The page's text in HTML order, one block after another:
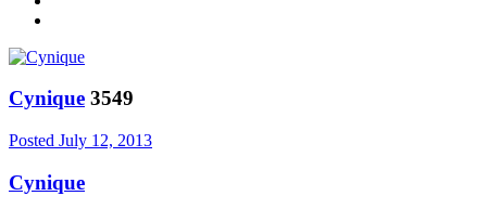
Cynique 3549
Posted July 12, 2013
Cynique